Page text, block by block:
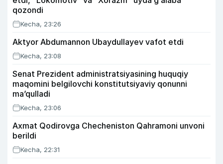
qozondi
Kecha, 23:26
Aktyor Abdu­mannon Ubaydullayev vafot etdi
Kecha, 23:08
Senat Prezident administratsiyasining huquqiy
maqomini belgilovchi konstitutsiyaviy qonunni
ma’qulladi
Kecha, 23:06
Axmat Qodirovga Checheniston Qahramoni unvoni
berildi
Kecha, 22:31